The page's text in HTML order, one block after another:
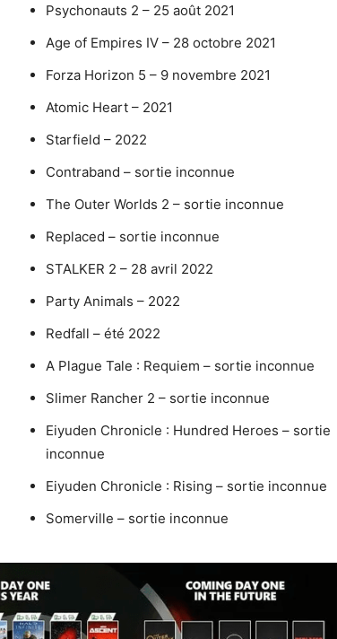
Psychonauts 2 – 25 août 2021
Age of Empires IV – 28 octobre 2021
Forza Horizon 5 – 9 novembre 2021
Atomic Heart – 2021
Starfield – 2022
Contraband – sortie inconnue
The Outer Worlds 2 – sortie inconnue
Replaced – sortie inconnue
STALKER 2 – 28 avril 2022
Party Animals – 2022
Redfall – été 2022
A Plague Tale : Requiem – sortie inconnue
Slimer Rancher 2 – sortie inconnue
Eiyuden Chronicle : Hundred Heroes – sortie
inconnue
Eiyuden Chronicle : Rising – sortie inconnue
Somerville – sortie inconnue